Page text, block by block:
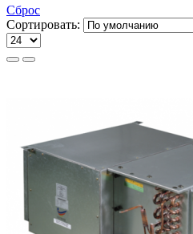
Сброс
Сортировать: